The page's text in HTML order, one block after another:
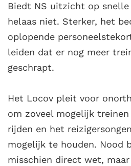
Biedt NS uitzicht op snelle
helaas niet. Sterker, het
oplopende
leiden dat er nog meer
geschrapt.
Het Locov pleit voor
om zoveel mogelijk
rijden en het
mogelijk te houden. Nood
misschien direct wet,